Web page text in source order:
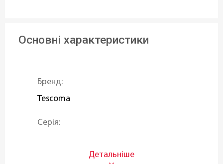
Основні характеристики
Бренд:
Tescoma
Серія: